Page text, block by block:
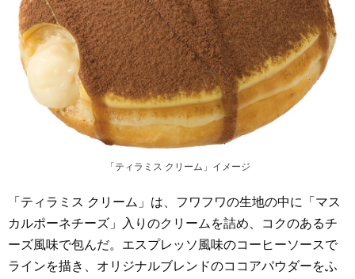
「ティラミス クリーム」イメージ
「ティラミス クリーム」は、フワフワの生地の中に「マス
カルポーネチーズ」入りのクリームを詰め、コクのあるチ
ーズ風味で包んだ。エスプレッソ風味のコーヒーソースで
ラインを描き、オリジナルブレンドのココアパウダーをふ